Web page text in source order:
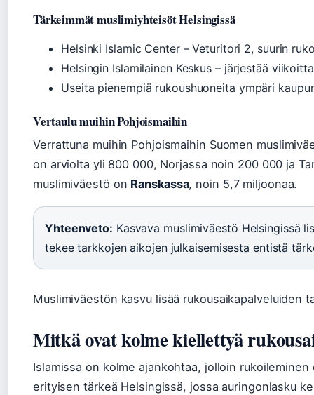
Tärkeimmät muslimiyhteisöt Helsingissä
Helsinki Islamic Center – Veturitori 2, suurin
Helsingin Islamilainen Keskus – järjestää
Useita pienempiä rukoushuoneita ympäri
Vertaulu muihin Pohjoismaihin
Verrattuna muihin Pohjoismaihin Suomen
on arviolta yli 800 000, Norjassa noin 200 000 ja
muslimiväestö on Ranskassa, noin 5,7 miljoonaa.
Yhteenveto: Kasvava muslimiväestö Helsingissä
tekee tarkkojen aikojen julkaisemisesta entistä
Muslimiväestön kasvu lisää rukousaikapalveluiden
Mitkä ovat kolme kiellettyä
Islamissa on kolme ajankohtaa, jolloin
erityisen tärkeä Helsingissä, jossa auringonlasku